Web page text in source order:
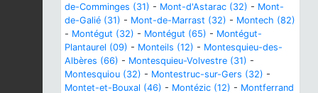
de-Comminges (31) - Mont-d'Astarac (32) - Mont-
de-Galié (31) - Mont-de-Marrast (32) - Montech (82)
- Montégut (32) - Montégut (65) - Montégut-
Plantaurel (09) - Monteils (12) - Montesquieu-des-
Albères (66) - Montesquieu-Volvestre (31) -
Montesquiou (32) - Montestruc-sur-Gers (32) -
Montet-et-Bouxal (46) - Montézic (12) - Montferrand